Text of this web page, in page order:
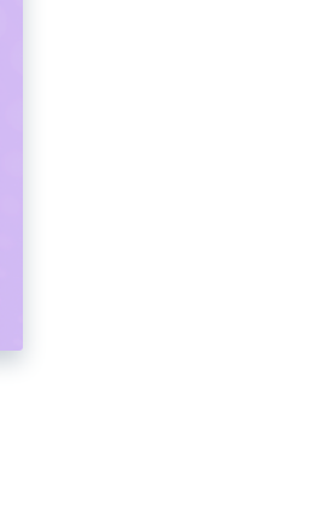
y comparte
con webcam.